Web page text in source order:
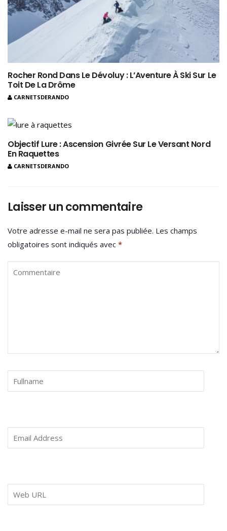
Rocher Rond Dans Le Dévoluy : L’Aventure À Ski Sur Le
Toit De La Drôme
CARNETSDERANDO
Objectif Lure : Ascension Givrée Sur Le Versant Nord
En Raquettes
CARNETSDERANDO
Laisser un commentaire
Votre adresse e-mail ne sera pas publiée. Les champs
obligatoires sont indiqués avec *